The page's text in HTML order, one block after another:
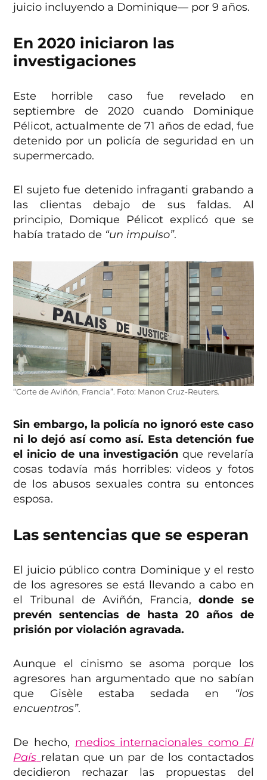
juicio incluyendo a Dominique— por 9 años.
En 2020 iniciaron las
investigaciones
Este horrible caso fue revelado en
septiembre de 2020 cuando Dominique
Pélicot, actualmente de 71 años de edad, fue
detenido por un policía de seguridad en un
supermercado.
El sujeto fue detenido infraganti grabando a
las clientas debajo de sus faldas. Al
principio, Domique Pélicot explicó que se
había tratado de “un impulso”.
“Corte de Aviñón, Francia”. Foto: Manon Cruz-Reuters.
Sin embargo, la policía no ignoró este caso
ni lo dejó así como así. Esta detención fue
el inicio de una investigación que revelaría
cosas todavía más horribles: videos y fotos
de los abusos sexuales contra su entonces
esposa.
Las sentencias que se esperan
El juicio público contra Dominique y el resto
de los agresores se está llevando a cabo en
el Tribunal de Aviñón, Francia,donde se
prevén sentencias de hasta 20 años de
prisión por violación agravada.
Aunque el cinismo se asoma porque los
agresores han argumentado que no sabían
que Gisèle estaba sedada en
“los
encuentros”.
De hecho, medios internacionales comoEl
País relatan que un par de los contactados
decidieron rechazar las propuestas del